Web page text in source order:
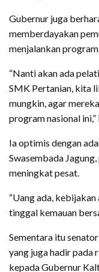
Gubernur juga
memberdayakan
menjalankan
“Nanti akan ada
SMK Pertanian, kita
mungkin, agar
program nasional
Ia optimis dengan
Swasembada
meningkat pesat.
“Uang ada,
tinggal kemauan
Sementara itu
yang juga hadir pada
kepada Gubernur